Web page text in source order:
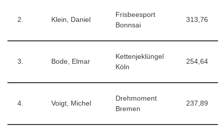
2. Klein, Daniel
Frisbeesport
Bonnsai
313,76
3. Bode, Elmar
Kettenjeklüngel
Köln
254,64
4. Voigt, Michel
Drehmoment
Bremen
237,89